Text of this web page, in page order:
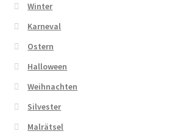
Winter
Karneval
Ostern
Halloween
Weihnachten
Silvester
Malrätsel